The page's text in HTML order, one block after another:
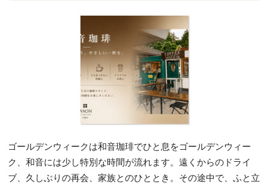
ゴールデンウィークは和音珈琲でひと息をゴールデンウィー
ク、和音には少し特別な時間が流れます。遠くからのドライ
ブ、久しぶりの再会、家族とのひととき。その途中で、ふと立